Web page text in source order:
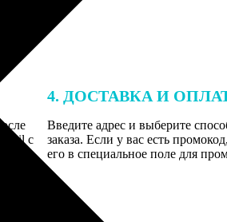
с
4. ДОСТАВКА И
Введите адрес и выберите
заказа. Если у вас есть
его в специальное поле для